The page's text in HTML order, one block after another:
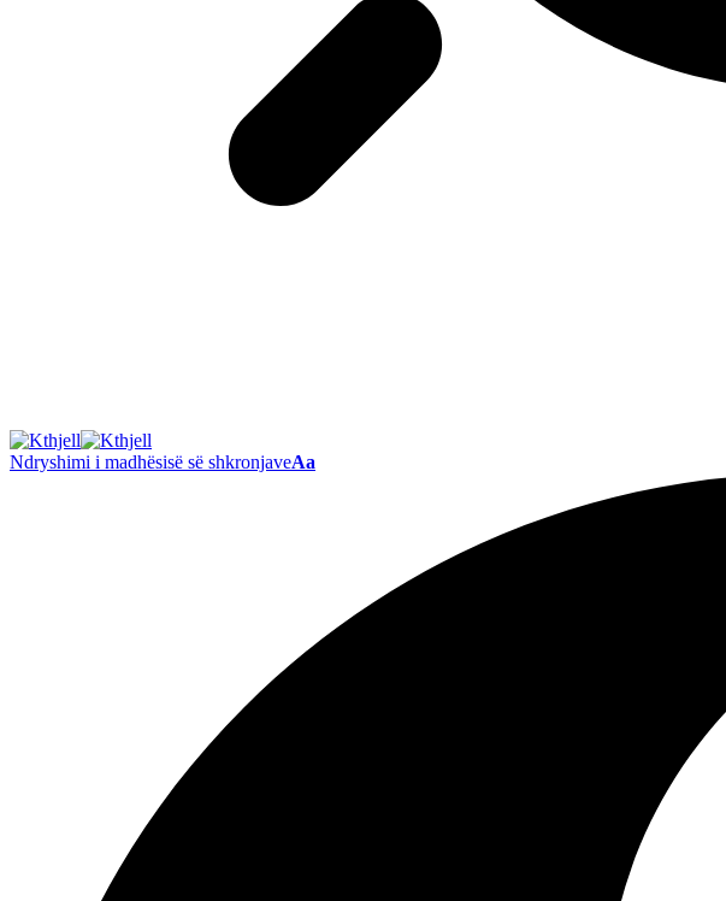
Ndryshimi i madhësisë së shkronjaveAa